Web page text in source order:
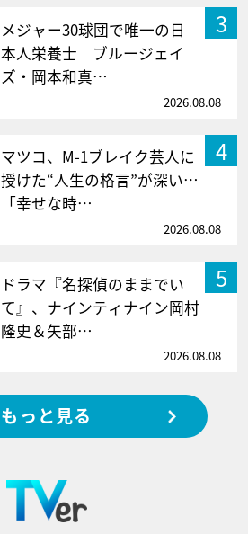
3
メジャー30球団で唯一の日
本人栄養士 ブルージェイ
ズ・岡本和真…
2026.08.08
4
マツコ、M-1ブレイク芸人に
授けた“人生の格言”が深い…
「幸せな時…
2026.08.08
5
ドラマ『名探偵のままでい
て』、ナインティナイン岡村
隆史＆矢部…
2026.08.08
もっと見る